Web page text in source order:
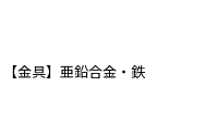
金具】亜鉛合金・鉄